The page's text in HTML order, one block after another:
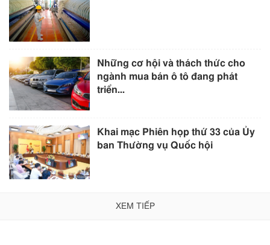
Những cơ hội và thách thức cho
ngành mua bán ô tô đang phát
triển...
Khai mạc Phiên họp thứ 33 của Ủy
ban Thường vụ Quốc hội
XEM TIẾP